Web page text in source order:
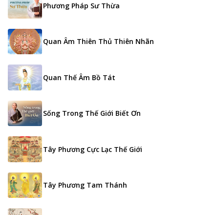
Phương Pháp Sư Thừa
Quan Âm Thiên Thủ Thiên Nhãn
Quan Thế Âm Bồ Tát
Sống Trong Thế Giới Biết Ơn
Tây Phương Cực Lạc Thế Giới
Tây Phương Tam Thánh